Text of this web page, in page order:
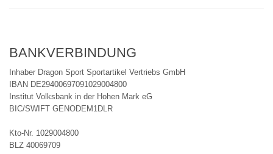
BANKVERBINDUNG
Inhaber Dragon Sport Sportartikel Vertriebs GmbH
IBAN DE29400697091029004800
Institut Volksbank in der Hohen Mark eG
BIC/SWIFT GENODEM1DLR
Kto-Nr. 1029004800
BLZ 40069709